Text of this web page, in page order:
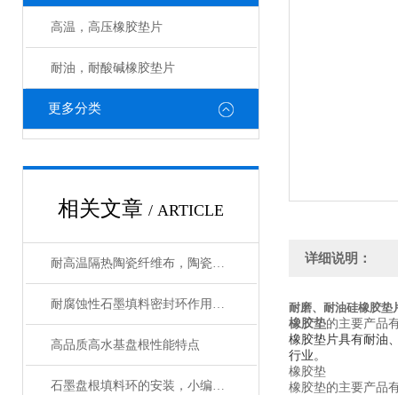
高温，高压橡胶垫片
耐油，耐酸碱橡胶垫片
更多分类
相关文章 / ARTICLE
耐高温隔热陶瓷纤维布，陶瓷布使用温度
耐腐蚀性石墨填料密封环作用与用途
高品质高水基盘根性能特点
石墨盘根填料环的安装，小编告诉你该怎样做
详细说明：
耐磨、耐油硅橡胶垫
橡胶垫的主要产品
橡胶垫片具有耐油
行业。
橡胶垫
橡胶垫的主要产品